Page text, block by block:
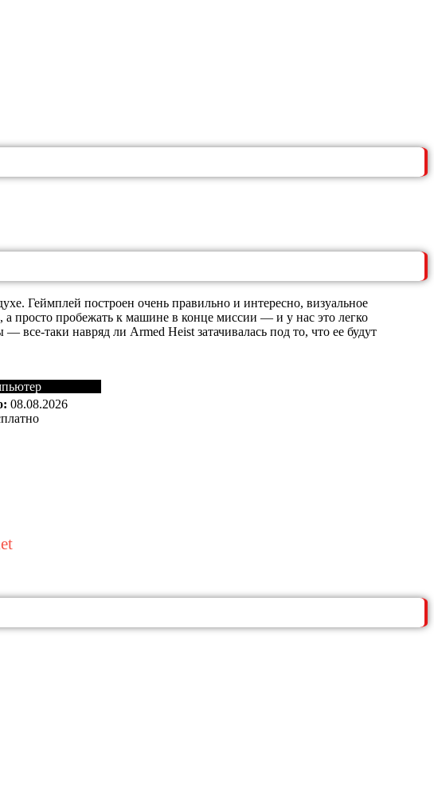
Геймплей построен очень правильно и интересно, визуальное
просто пробежать к машине в конце миссии — и у нас это легко
таки навряд ли Armed Heist затачивалась под то, что ее будут
08.08.2026